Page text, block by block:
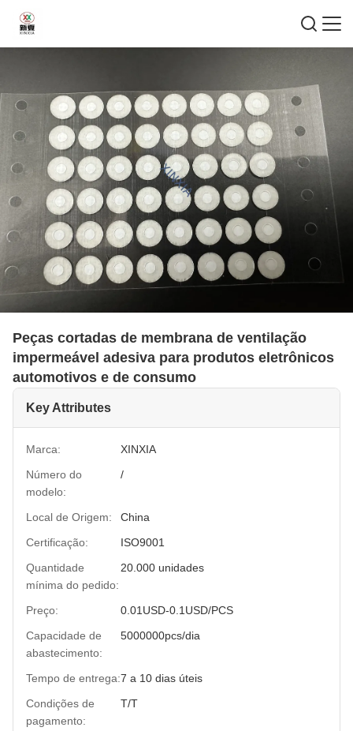
Peças cortadas de membrana de ventilação
impermeável adesiva para produtos eletrônicos
automotivos e de consumo
Key Attributes
Marca:
XINXIA
Número do
modelo:
/
Local de Origem:
China
Certificação:
ISO9001
Quantidade
mínima do pedido:
20.000 unidades
Preço:
0.01USD-0.1USD/PCS
Capacidade de
abastecimento:
5000000pcs/dia
Tempo de entrega:7 a 10 dias úteis
Condições de
pagamento:
T/T